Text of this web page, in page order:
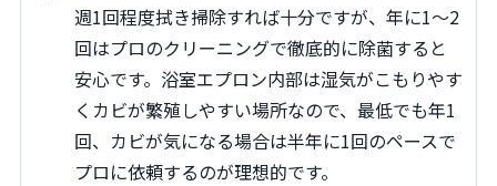
週1回程度拭き掃除すれば十分ですが、年に1～2
回はプロのクリーニングで徹底的に除菌すると
安心です。浴室エプロン内部は湿気がこもりやす
くカビが繁殖しやすい場所なので、最低でも年1
回、カビが気になる場合は半年に1回のペースで
プロに依頼するのが理想的です。